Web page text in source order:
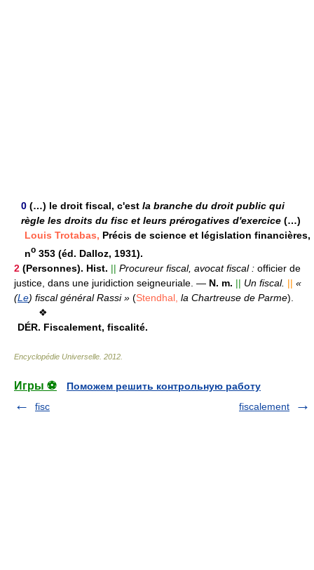
0 (…) le droit fiscal, c'est la branche du droit public qui
règle les droits du fisc et leurs prérogatives d'exercice (…)
Louis Trotabas, Précis de science et législation financières,
no 353 (éd. Dalloz, 1931).
2 (Personnes). Hist. || Procureur fiscal, avocat fiscal : officier de
justice, dans une juridiction seigneuriale. — N. m. || Un fiscal. || «
(Le) fiscal général Rassi » (Stendhal, la Chartreuse de Parme).
❖
DÉR. Fiscalement, fiscalité.
Encyclopédie Universelle 2012
Игры ⚽
Поможем решить контрольную работу
fisc
fiscalement